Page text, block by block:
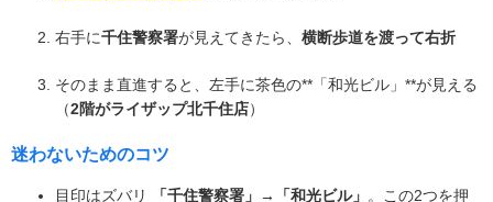
右手に千住警察署が見えてきたら、 横断歩道を渡って右折
そのまま直進すると、左手に茶色の**「和光ビル」**が見える
（2階がライザップ北千住店）
迷わないためのコツ
目印はズバリ 「千住警察署」→「和光ビル」 。この2つを押